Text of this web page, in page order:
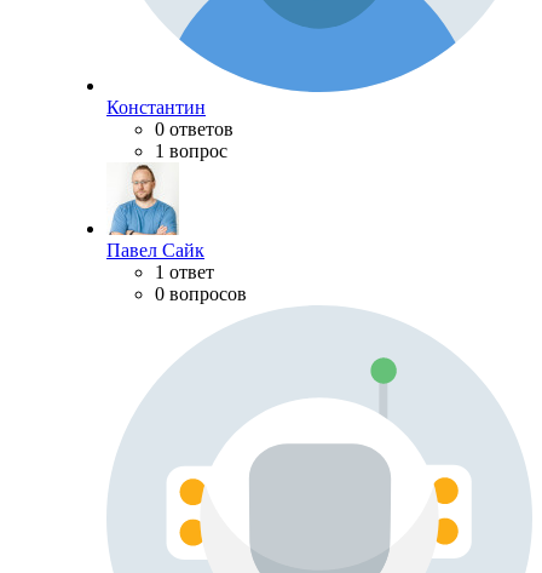
Константин
0 ответов
1 вопрос
Павел Сайк
1 ответ
0 вопросов